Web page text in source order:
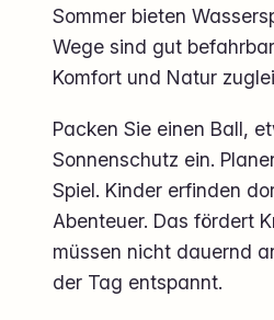
Sommer bieten
Wege sind gut
Komfort und Natur
Packen Sie einen Ball,
Sonnenschutz ein.
Spiel. Kinder erfinden
Abenteuer. Das fördert
müssen nicht dauernd
der Tag entspannt.